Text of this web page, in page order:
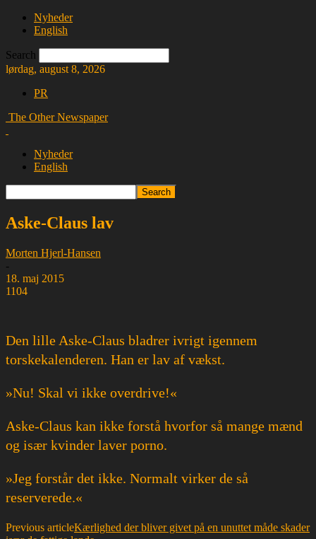
Nyheder
English
Search
lørdag, august 8, 2026
PR
The Other Newspaper
Nyheder
English
Aske-Claus lav
Morten Hjerl-Hansen
-
18. maj 2015
1104
Den lille Aske-Claus bladrer ivrigt igennem
torskekalenderen. Han er lav af vækst.
»Nu! Skal vi ikke overdrive!«
Aske-Claus kan ikke forstå hvorfor så mange mænd
og især kvinder laver porno.
»Jeg forstår det ikke. Normalt virker de så
reserverede.«
Previous articleKærlighed der bliver givet på en unuttet måde skader